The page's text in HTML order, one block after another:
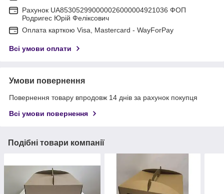
Рахунок UA853052990000026000004921036 ФОП
Родригес Юрій Феліксович
Оплата карткою Visa, Mastercard - WayForPay
Всі умови оплати
Умови повернення
Повернення товару впродовж 14 днів за рахунок покупця
Всі умови повернення
Подібні товари компанії